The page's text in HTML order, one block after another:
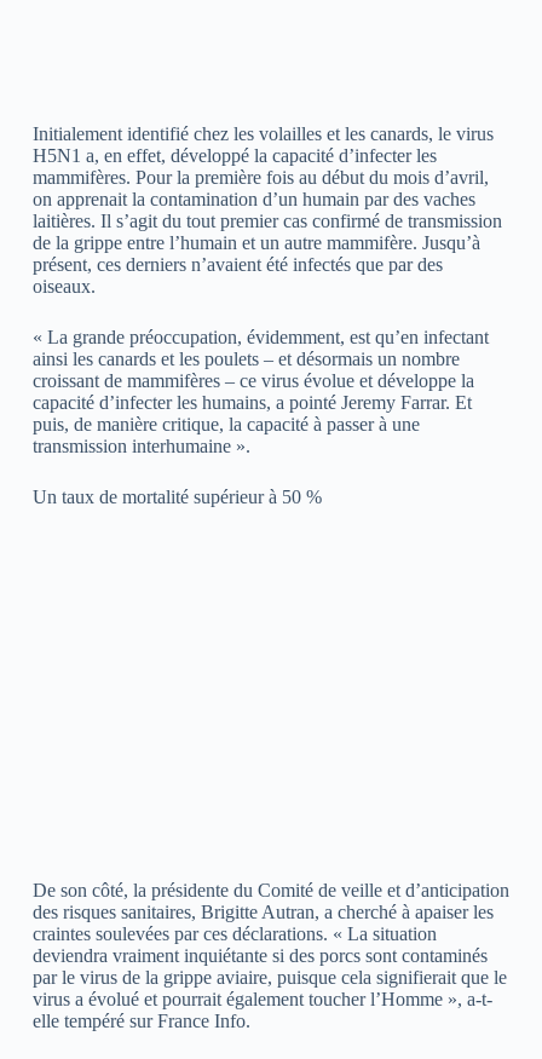
Initialement identifié chez les volailles et les canards, le virus
H5N1 a, en effet, développé la capacité d’infecter les
mammifères. Pour la première fois au début du mois d’avril,
on apprenait la contamination d’un humain par des vaches
laitières. Il s’agit du tout premier cas confirmé de transmission
de la grippe entre l’humain et un autre mammifère. Jusqu’à
présent, ces derniers n’avaient été infectés que par des
oiseaux.
« La grande préoccupation, évidemment, est qu’en infectant
ainsi les canards et les poulets – et désormais un nombre
croissant de mammifères – ce virus évolue et développe la
capacité d’infecter les humains, a pointé Jeremy Farrar. Et
puis, de manière critique, la capacité à passer à une
transmission interhumaine ».
Un taux de mortalité supérieur à 50 %
De son côté, la présidente du Comité de veille et d’anticipation
des risques sanitaires, Brigitte Autran, a cherché à apaiser les
craintes soulevées par ces déclarations. « La situation
deviendra vraiment inquiétante si des porcs sont contaminés
par le virus de la grippe aviaire, puisque cela signifierait que le
virus a évolué et pourrait également toucher l’Homme », a-t-
elle tempéré sur France Info.